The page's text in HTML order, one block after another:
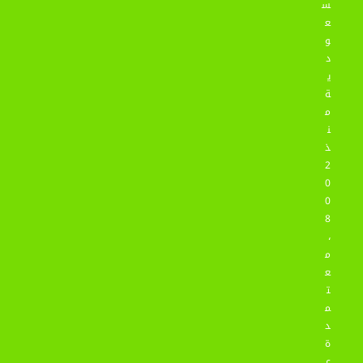
س
ع
و
د
ي
ة
م
ن
ذ
2
0
0
8
،
م
ع
ت
م
د
ة